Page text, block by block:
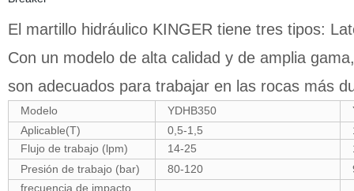
El martillo hidráulico KINGER tiene tres tipos:
Con un modelo de alta calidad y de amplia
son adecuados para trabajar en las rocas más
Modelo YDHB350
Aplicable(T)
0,5-1,5
Flujo de trabajo (lpm)
14-25
Presión de trabajo (bar)
80-120
frecuencia de impacto